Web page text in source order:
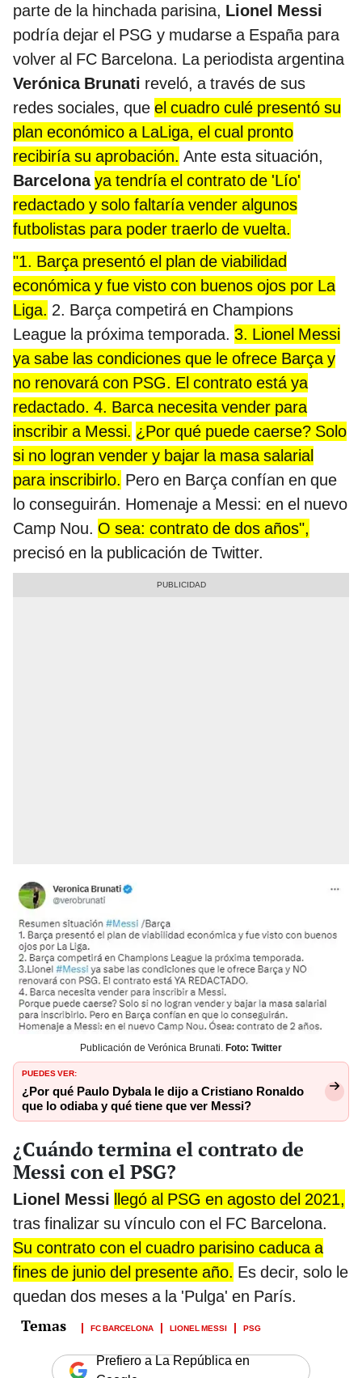
parte de la hinchada parisina, Lionel Messi
podría dejar el PSG y mudarse a España para
volver al FC Barcelona. La periodista argentina
Verónica Brunati reveló, a través de sus
redes sociales, que el cuadro culé presentó su
plan económico a LaLiga, el cual pronto
recibiría su aprobación. Ante esta situación,
Barcelona ya tendría el contrato de 'Lío'
redactado y solo faltaría vender algunos
futbolistas para poder traerlo de vuelta.
"1. Barça presentó el plan de viabilidad
económica y fue visto con buenos ojos por La
Liga. 2. Barça competirá en Champions
League la próxima temporada. 3. Lionel Messi
ya sabe las condiciones que le ofrece Barça y
no renovará con PSG. El contrato está ya
redactado. 4. Barca necesita vender para
inscribir a Messi. ¿Por qué puede caerse? Solo
si no logran vender y bajar la masa salarial
para inscribirlo. Pero en Barça confían en que
lo conseguirán. Homenaje a Messi: en el nuevo
Camp Nou. O sea: contrato de dos años",
precisó en la publicación de Twitter.
Publicación de Verónica Brunati. Foto: Twitter
PUEDES VER:
¿Por qué Paulo Dybala le dijo a Cristiano Ronaldo
que lo odiaba y qué tiene que ver Messi?
¿Cuándo termina el contrato de
Messi con el PSG?
Lionel Messi llegó al PSG en agosto del 2021,
tras finalizar su vínculo con el FC Barcelona.
Su contrato con el cuadro parisino caduca a
fines de junio del presente año. Es decir, solo le
quedan dos meses a la 'Pulga' en París.
FC BARCELONA LIONEL MESSI PSG
Prefiero a La República en